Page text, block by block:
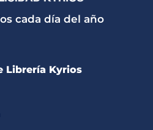
o
k
g
a
b
cada día del año
Librería Kyrios